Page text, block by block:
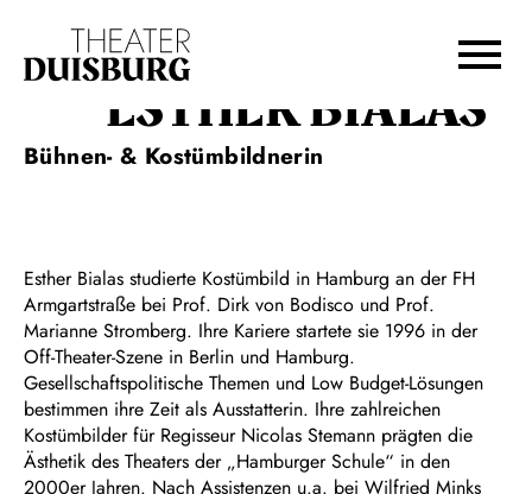
Zur Hauptnavigation springen
Zum Footer springenESTHER BIALAS
Bühnen- & Kostümbildnerin
Esther Bialas studierte Kostümbild in Hamburg an der FH
Armgartstraße bei Prof. Dirk von Bodisco und Prof.
Marianne Stromberg. Ihre Kariere startete sie 1996 in der
Off-Theater-Szene in Berlin und Hamburg.
Gesellschaftspolitische Themen und Low Budget-Lösungen
bestimmen ihre Zeit als Ausstatterin. Ihre zahlreichen
Kostümbilder für Regisseur Nicolas Stemann prägten die
Ästhetik des Theaters der „Hamburger Schule“ in den
2000er Jahren. Nach Assistenzen u.a. bei Wilfried Minks